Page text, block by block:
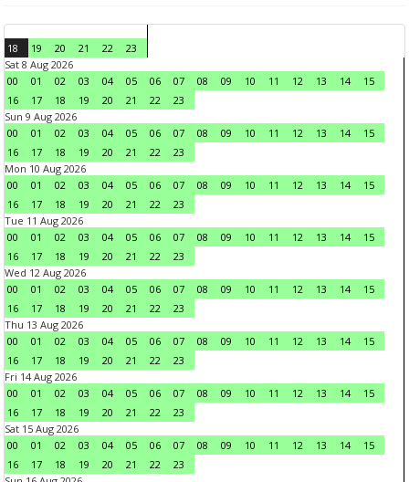
18 19 20 21 22
23
Sat 8 Aug 2026
00
01 02 03 04 05 06 07 08 09 10 11 12 13 14
15
16
17 18 19 20 21 22
23
Sun 9 Aug 2026
00
01 02 03 04 05 06 07 08 09 10 11 12 13 14
15
16
17 18 19 20 21 22
23
Mon 10 Aug 2026
00
01 02 03 04 05 06 07 08 09 10 11 12 13 14
15
16
17 18 19 20 21 22
23
Tue 11 Aug 2026
00
01 02 03 04 05 06 07 08 09 10 11 12 13 14
15
16
17 18 19 20 21 22
23
Wed 12 Aug 2026
00
01 02 03 04 05 06 07 08 09 10 11 12 13 14
15
16
17 18 19 20 21 22
23
Thu 13 Aug 2026
00
01 02 03 04 05 06 07 08 09 10 11 12 13 14
15
16
17 18 19 20 21 22
23
Fri 14 Aug 2026
00
01 02 03 04 05 06 07 08 09 10 11 12 13 14
15
16
17 18 19 20 21 22
23
Sat 15 Aug 2026
00
01 02 03 04 05 06 07 08 09 10 11 12 13 14
15
16
17 18 19 20 21 22
23